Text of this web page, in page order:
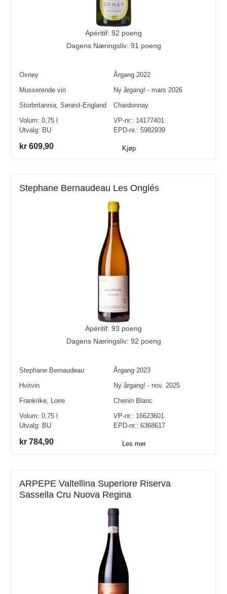
Apéritif: 92 poeng
Dagens Næringsliv: 91 poeng
Oxney Årgang 2022
Musserende vin
Ny årgang! - mars 2026
Storbritannia ,Sørøst-England
Chardonnay
Volum:0,75 l
Utvalg: BU
VP-nr.: 14177401
EPD-nr.: 5982939
kr 609,90 Kjøp
Stephane Bernaudeau Les Onglés
Apéritif: 93 poeng
Dagens Næringsliv: 92 poeng
Stephane Bernaudeau Årgang 2023
Hvitvin
Ny årgang! - nov. 2025
Frankrike Loire
Chenin Blanc
Volum:0,75 l
Utvalg: BU
VP-nr.: 16623601
EPD-nr.: 6368617
kr 784,90 Les mer
ARPEPE Valtellina Superiore Riserva
Sassella Cru Nuova Regina